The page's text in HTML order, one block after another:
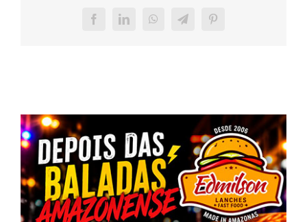
FacebookLinkedInWhatsAppTelegramPinterest